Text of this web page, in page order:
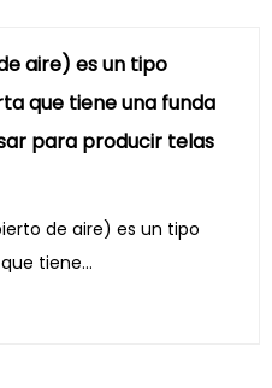
aire) es un tipo
que tiene una funda
para producir telas
tiene...